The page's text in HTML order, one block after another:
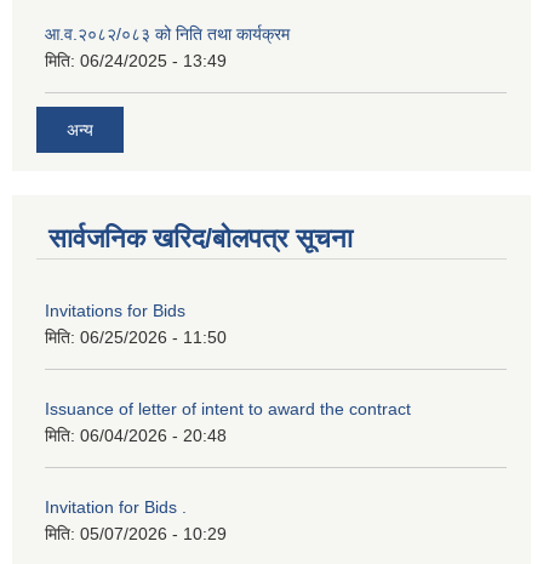
आ.व.२०८२/०८३ को निति तथा कार्यक्रम
मिति: 06/24/2025 - 13:49
अन्य
सार्वजनिक खरिद/बोलपत्र सूचना
Invitations for Bids
मिति: 06/25/2026 - 11:50
Issuance of letter of intent to award the contract
मिति: 06/04/2026 - 20:48
Invitation for Bids .
मिति: 05/07/2026 - 10:29